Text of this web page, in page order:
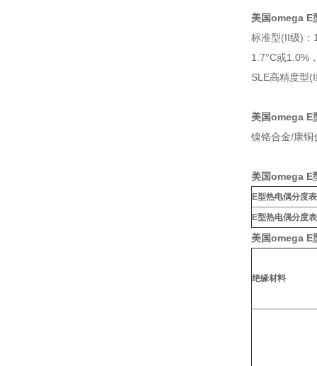
美国omega E
标准型(II级)
1.7°C或1.0%
SLE高精度型
美国omega E
镍铬合金/康铜
美国omega E
E型热电偶分度
E型热电偶分度
美国omega E
绝缘材料